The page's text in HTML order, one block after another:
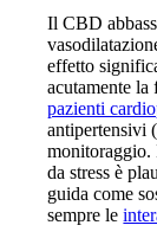
Il CBD
effetto
acutamente la
pazienti
antipertensivi
monitoraggio.
da stress è
guida come
sempre le